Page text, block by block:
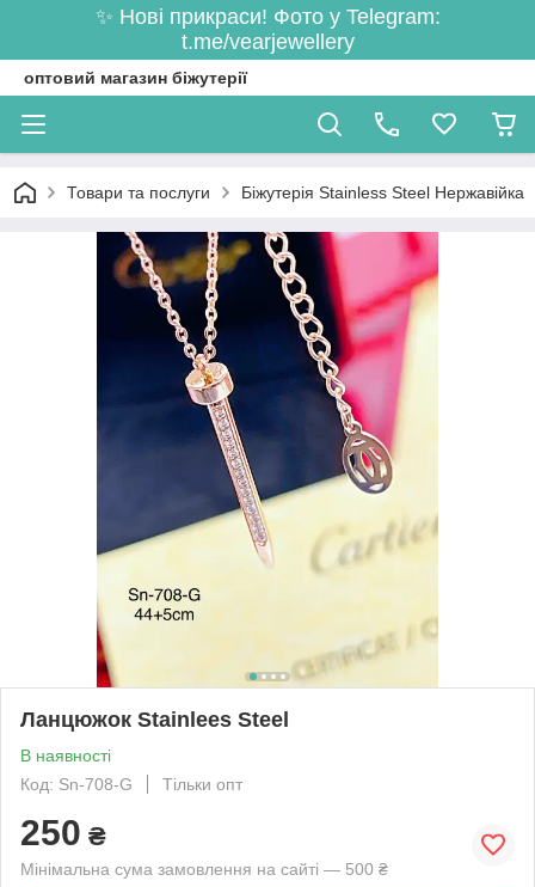
✨ Нові прикраси! Фото у Telegram:
t.me/vearjewellery
оптовий магазин біжутерії
Товари та послуги Біжутерія Stainless Steel Нержавійка
Ланцюжок Stainlees Steel
В наявності
Код: Sn-708-G
Тільки опт
250 ₴
Мінімальна сума замовлення на сайті — 500 ₴